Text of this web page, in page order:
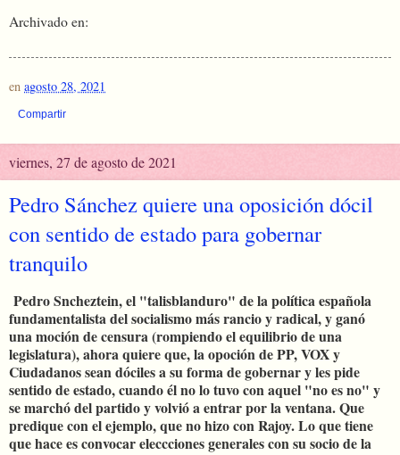
Archivado en:
en agosto 28, 2021
Compartir
viernes, 27 de agosto de 2021
Pedro Sánchez quiere una oposición dócil
con sentido de estado para gobernar
tranquilo
Pedro Sncheztein, el "talisblanduro" de la política española
fundamentalista del socialismo más rancio y radical, y ganó
una moción de censura (rompiendo el equilibrio de una
legislatura), ahora quiere que, la opoción de PP, VOX y
Ciudadanos sean dóciles a su forma de gobernar y les pide
sentido de estado, cuando él no lo tuvo con aquel "no es no" y
se marchó del partido y volvió a entrar por la ventana. Que
predique con el ejemplo, que no hizo con Rajoy. Lo que tiene
que hace es convocar eleccciones generales con su socio de la